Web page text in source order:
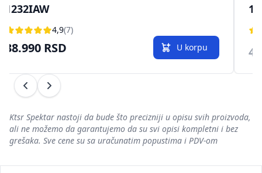
1232IAW
4,9(7)
38.990 RSD U korpu
Prethodni
Sledeći
Ktsr Spektar nastoji da bude što precizniji u opisu svih proizvoda,
ali ne možemo da garantujemo da su svi opisi kompletni i bez
grešaka. Sve cene su sa uračunatim popustima i PDV-om